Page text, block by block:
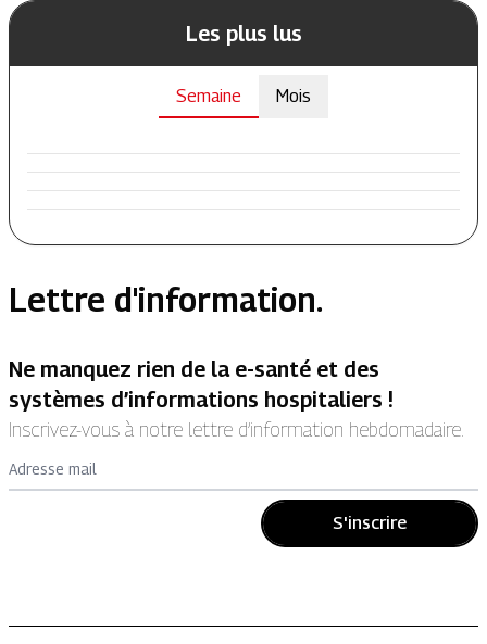
Les plus lus
Semaine Mois
Lettre d'information.
Ne manquez rien de la e-santé et des
systèmes d’informations hospitaliers !
Inscrivez-vous à notre lettre d’information hebdomadaire.
Adresse mail
S'inscrire